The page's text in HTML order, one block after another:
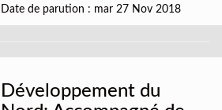
Date de parution : mar 27 Nov 2018
Développement du